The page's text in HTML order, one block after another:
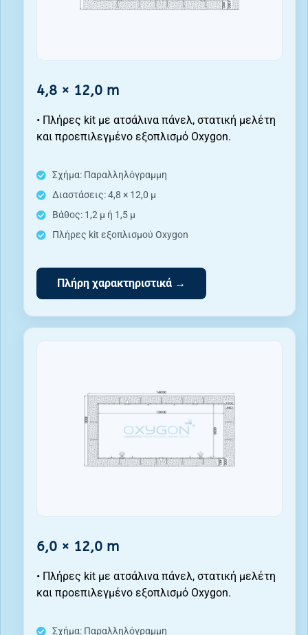
4,8 × 12,0 m
• Πλήρες kit με ατσάλινα πάνελ, στατική μελέτη
και προεπιλεγμένο εξοπλισμό Oxygon.
Σχήμα: Παραλληλόγραμμη
Διαστάσεις: 4,8 × 12,0 μ
Βάθος: 1,2 μ ή 1,5 μ
Πλήρες kit εξοπλισμού Oxygon
Πλήρη χαρακτηριστικά →
6,0 × 12,0 m
• Πλήρες kit με ατσάλινα πάνελ, στατική μελέτη
και προεπιλεγμένο εξοπλισμό Oxygon.
Σχήμα: Παραλληλόγραμμη